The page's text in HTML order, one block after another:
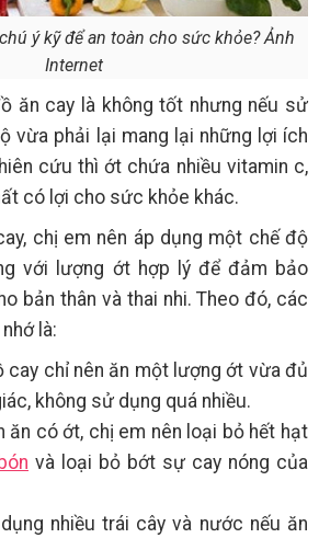
ý kỹ để an toàn cho sức khỏe? Ảnh
Internet
ăn cay là không tốt nhưng nếu sử
vừa phải lại mang lại những lợi ích
cứu thì ớt chứa nhiều vitamin c,
có lợi cho sức khỏe khác.
chị em nên áp dụng một chế độ
với lượng ớt hợp lý để đảm bảo
bản thân và thai nhi. Theo đó, các
là:
cay chỉ nên ăn một lượng ớt vừa đủ
không sử dụng quá nhiều.
ăn có ớt, chị em nên loại bỏ hết hạt
và loại bỏ bớt sự cay nóng của
nhiều trái cây và nước nếu ăn